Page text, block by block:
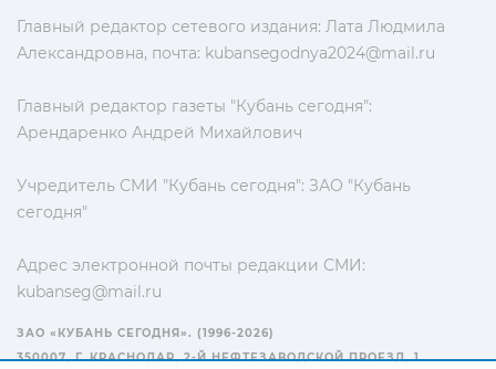
Главный редактор сетевого издания: Лата Людмила
Александровна, почта: kubansegodnya2024@mail.ru
Главный редактор газеты "Кубань сегодня":
Арендаренко Андрей Михайлович
Учредитель СМИ "Кубань сегодня": ЗАО "Кубань
сегодня"
Адрес электронной почты редакции СМИ:
kubanseg@mail.ru
ЗАО «КУБАНЬ СЕГОДНЯ». (1996-2026)
350007, Г. КРАСНОДАР, 2-Й НЕФТЕЗАВОДСКОЙ ПРОЕЗД, 1